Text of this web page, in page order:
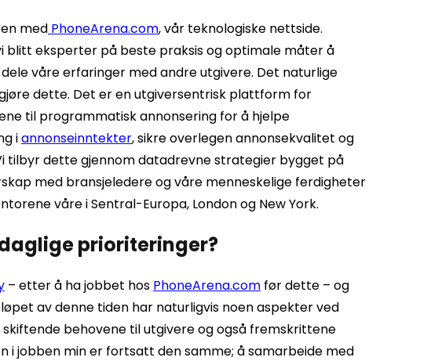
med PhoneArena.com, vår teknologiske nettside.
eksperter på beste praksis og optimale måter å
våre erfaringer med andre utgivere. Det naturlige
dette. Det er en utgiversentrisk plattform for
til programmatisk annonsering for å hjelpe
iannonseinntekter, sikre overlegen annonsekvalitet og
tilbyr dette gjennom datadrevne strategier bygget på
med bransjeledere og våre menneskelige ferdigheter
våre i Sentral-Europa, London og New York.
prioriteringer?
– etter å ha jobbet hos PhoneArena.com før dette – og
av denne tiden har naturligvis noen aspekter ved
behovene til utgivere og også fremskrittene
i jobben min er fortsatt den samme; å samarbeide med